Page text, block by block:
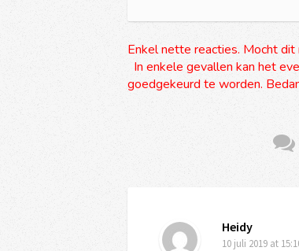
Enkel nette reacties. Mocht
In enkele gevallen kan het
goedgekeurd te worden.
Heidy
10 juli 2019 at